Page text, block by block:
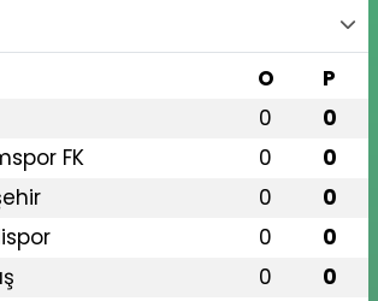
O P
0 0
FK 0 0
0 0
0 0
0 0